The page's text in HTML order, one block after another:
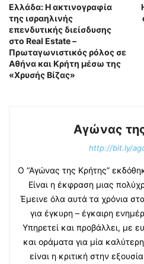
Ελλάδα: Η ακτινογραφία
της ισραηλινής
επενδυτικής διείσδυσης
στο Real Estate –
Πρωταγωνιστικός ρόλος σε
Αθήνα και Κρήτη μέσω της
«Χρυσής Βίζας»
Αγώνας
http://bit.ly/
Ο “Αγώνας της Κρήτης”
Είναι η έκφραση μιας
Έμεινε όλα αυτά τα χρόνια
για έγκυρη – έγκαιρη
Υπηρετεί και προβάλλει, με
και οράματα για μία
είναι η κριτική στην